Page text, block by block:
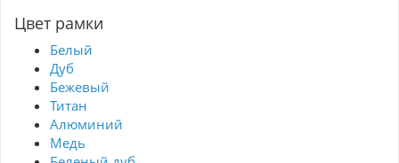
Цвет рамки
Белый
Дуб
Бежевый
Титан
Алюминий
Медь